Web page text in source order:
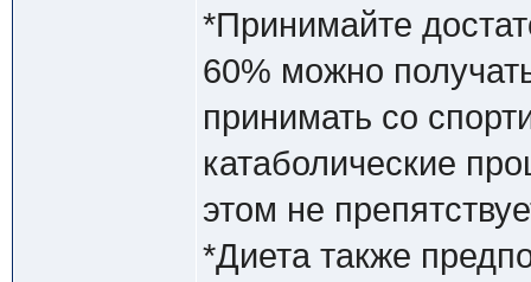
*Принимайте
60% можно
принимать со
катаболические
этом не
*Диета также